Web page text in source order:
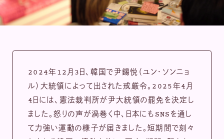
2024年12月3日、韓国で尹錫悦（ユン・ソンニョ
ル）大統領によって出された戒厳令。2025年4月
4日には、憲法裁判所が尹大統領の罷免を決定し
ました。怒りの声が渦巻く中、日本にもSNSを通し
て力強い運動の様子が届きました。短期間で刻々